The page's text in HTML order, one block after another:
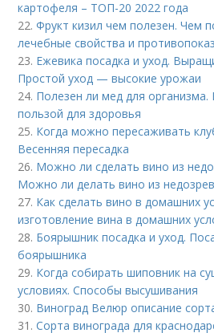
картофеля – ТОП-20 2022 года
22.Фрукт кизил чем полезен. Чем
лечебные свойства и
23. Ежевика посадка и уход.
Простой уход — высокие урожаи
24. Полезен ли мед для
пользой для здоровья
25. Когда можно пересаживать
Весенняя пересадка
26. Можно ли сделать вино из
Можно ли делать вино из
27. Как сделать вино в домашних
изготовление вина в домашних
28. Боярышник посадка и уход.
боярышника
29. Когда собирать шиповник на
условиях. Способы высушивания
30. Виноград Велюр описание
31.Сорта винограда для